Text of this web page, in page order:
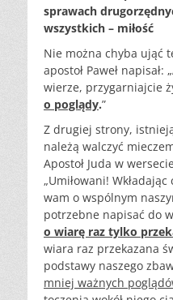
sprawach
wszystkich – miłość
Nie można chyba ująć
apostoł Paweł napisał:
wierze, przygarniajcie
o poglądy.”
Z drugiej strony,
należą walczyć
Apostoł Juda w
„Umiłowani!
wam o wspólnym
potrzebne napisać do
o wiarę raz tylko
wiara raz przekazana
podstawy naszego
mniej ważnych